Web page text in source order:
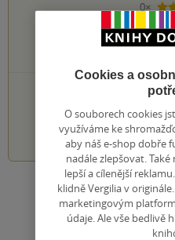
0×
0×
PŘIDEJTE SVÉ
1 2 3 4
Zobrazit
Cookies a
O souborech cookies
využíváme ke
aby náš e-shop dobře
nadále zlepšovat.
lepší a cílenější
klidně Vergilia v
marketingovým
údaje. Ale vše bedlivě